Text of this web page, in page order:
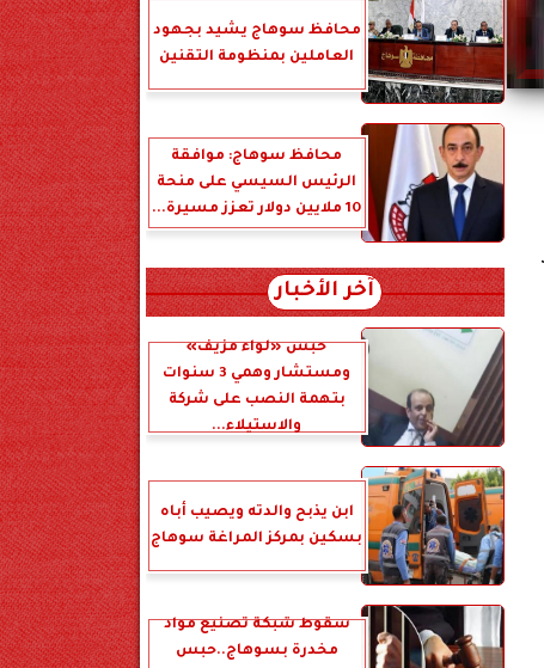
محافظ سوهاج يشيد بجهود
العاملين بمنظومة التقنين
محافظ سوهاج: موافقة
الرئيس السيسي على منحة
10 ملايين دولار تعزز مسيرة...
آخر الأخبار
حبس «لواء مزيف»
ومستشار وهمي 3 سنوات
بتهمة النصب على شركة
والاستيلاء...
ابن يذبح والدته ويصيب أباه
بسكين بمركز المراغة سوهاج
سقوط شبكة تصنيع مواد
مخدرة بسوهاج..حبس